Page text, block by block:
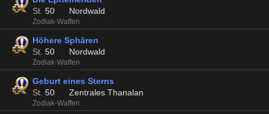
St. 50 Nordwald
Zodiak-Waffen
Höhere Sphären
St. 50 Nordwald
Zodiak-Waffen
Geburt eines Sterns
St. 50 Zentrales Thanalan
Zodiak-Waffen